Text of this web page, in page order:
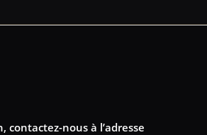
contactez-nous à l’adresse